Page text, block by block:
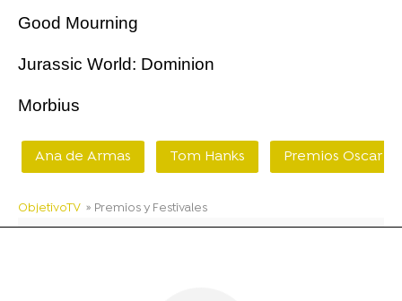
Good Mourning
Jurassic World: Dominion
Morbius
Ana de Armas Tom Hanks Premios Oscar
ObjetivoTV » Premios y Festivales